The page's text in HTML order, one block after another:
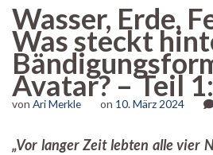
Wasser, Erde,
Was steckt
Avatar? – Teil
von Ari Merkle on 10. März 2024
„Vor langer Zeit lebten alle vier